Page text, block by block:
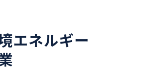
エネルギー